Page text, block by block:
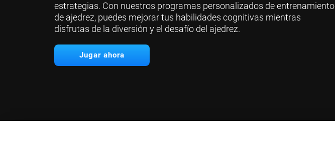
estrategias. Con nuestros programas personalizados de entrenamiento
de ajedrez, puedes mejorar tus habilidades cognitivas mientras
disfrutas de la diversión y el desafío del ajedrez.
Jugar ahora